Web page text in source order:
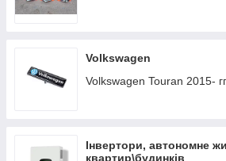
Volkswagen
Volkswagen Touran 2015- гг.
Інвертори, автономне
квартир\будинків